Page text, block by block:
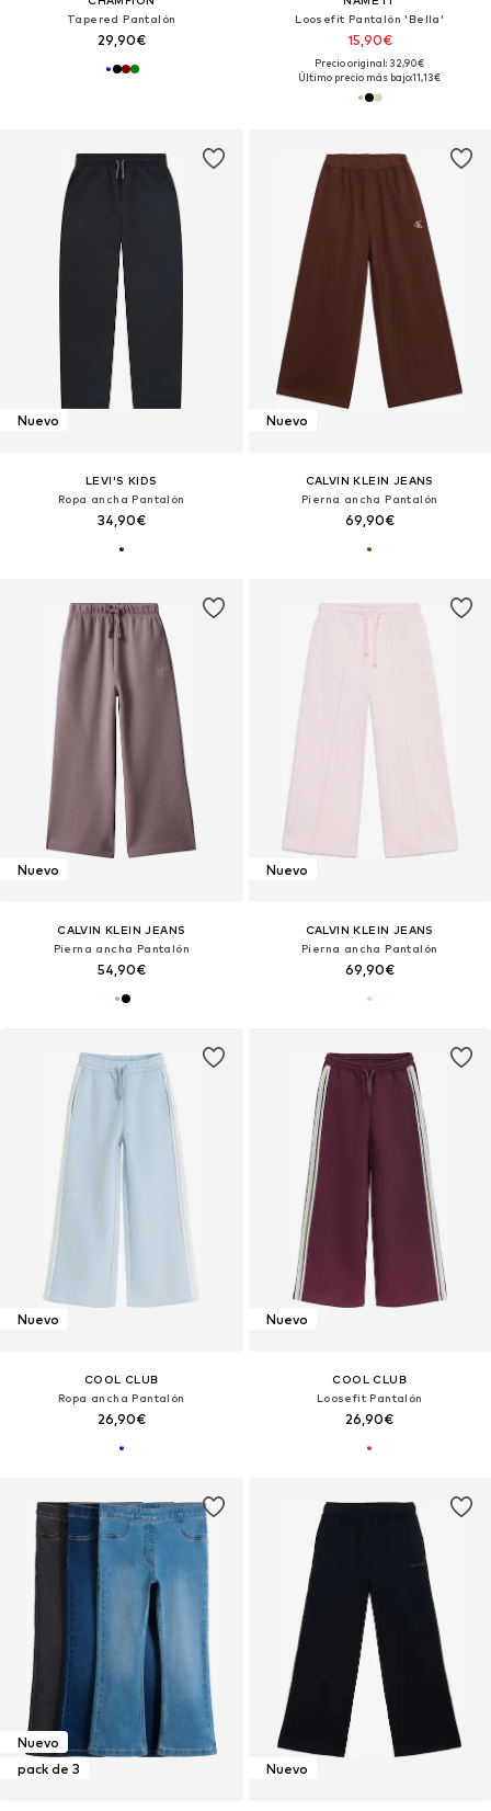
Tapered Pantalón
29,90€
Loosefit Pantalón 'Bella'
15,90€
Precio original: 32,90€
Último precio más bajo:11,13€
Nuevo
LEVI'S KIDS
Ropa ancha Pantalón
34,90€
Nuevo
CALVIN KLEIN JEANS
Pierna ancha Pantalón
69,90€
Nuevo
CALVIN KLEIN JEANS
Pierna ancha Pantalón
54,90€
Nuevo
CALVIN KLEIN JEANS
Pierna ancha Pantalón
69,90€
Nuevo
COOL CLUB
Ropa ancha Pantalón
26,90€
Nuevo
COOL CLUB
Loosefit Pantalón
26,90€
Nuevo
pack de 3
Nuevo